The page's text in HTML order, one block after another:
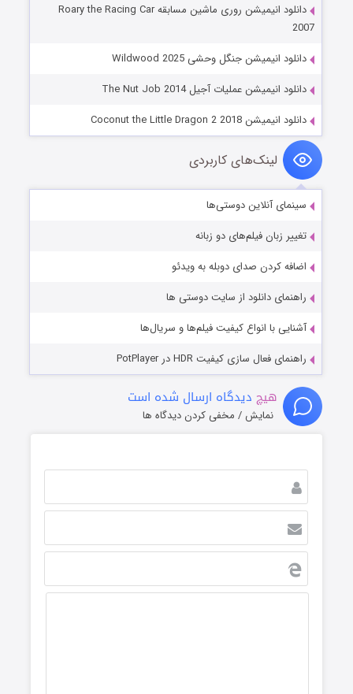
دانلود انیمیشن روری ماشین مسابقه Roary the Racing Car
2007
دانلود انیمیشن جنگل وحشی Wildwood 2025
دانلود انیمیشن عملیات آجیل The Nut Job 2014
دانلود انیمیشن Coconut the Little Dragon 2 2018
لینک‌های کاربردی
سینمای آنلاین دوستی‌ها
تغییر زبان فیلم‌های دو زبانه
اضافه کردن صدای دوبله به ویدئو
راهنمای دانلود از سایت دوستی ها
آشنایی با انواع کیفیت فیلم‌ها و سریال‌ها
راهنمای فعال سازی کیفیت HDR در PotPlayer
هیچ دیدگاه ارسال شده است
نمایش / مخفی کردن دیدگاه ها